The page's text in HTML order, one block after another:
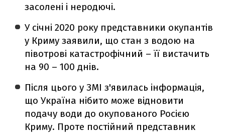
засолені і неродючі.
У січні 2020 року представники окупантів
у Криму заявили, що стан з водою на
півотрові катастрофічний – її вистачить
на 90 – 100 днів.
Після цього у ЗМІ з'явилась інформація,
що Україна нібито може відновити
подачу води до окупованого Росією
Криму. Проте постійний представник